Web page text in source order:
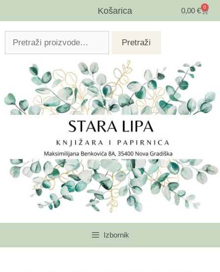
Košarica 0,00 € 0
Pretraži
Izbornik